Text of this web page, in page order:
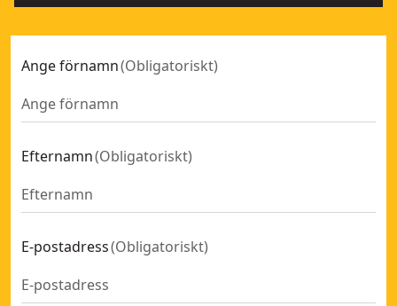
Ange förnamn(Obligatoriskt)
Efternamn(Obligatoriskt)
E-postadress(Obligatoriskt)